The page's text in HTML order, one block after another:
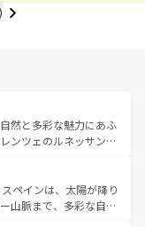
然と多彩な魅力にあふ
ンツェのルネッサンス
やアマルフィ海岸の絶
光の合間には、本場の
料理を堪能することも
ペインは、太陽が降り
山脈まで、多彩な自然